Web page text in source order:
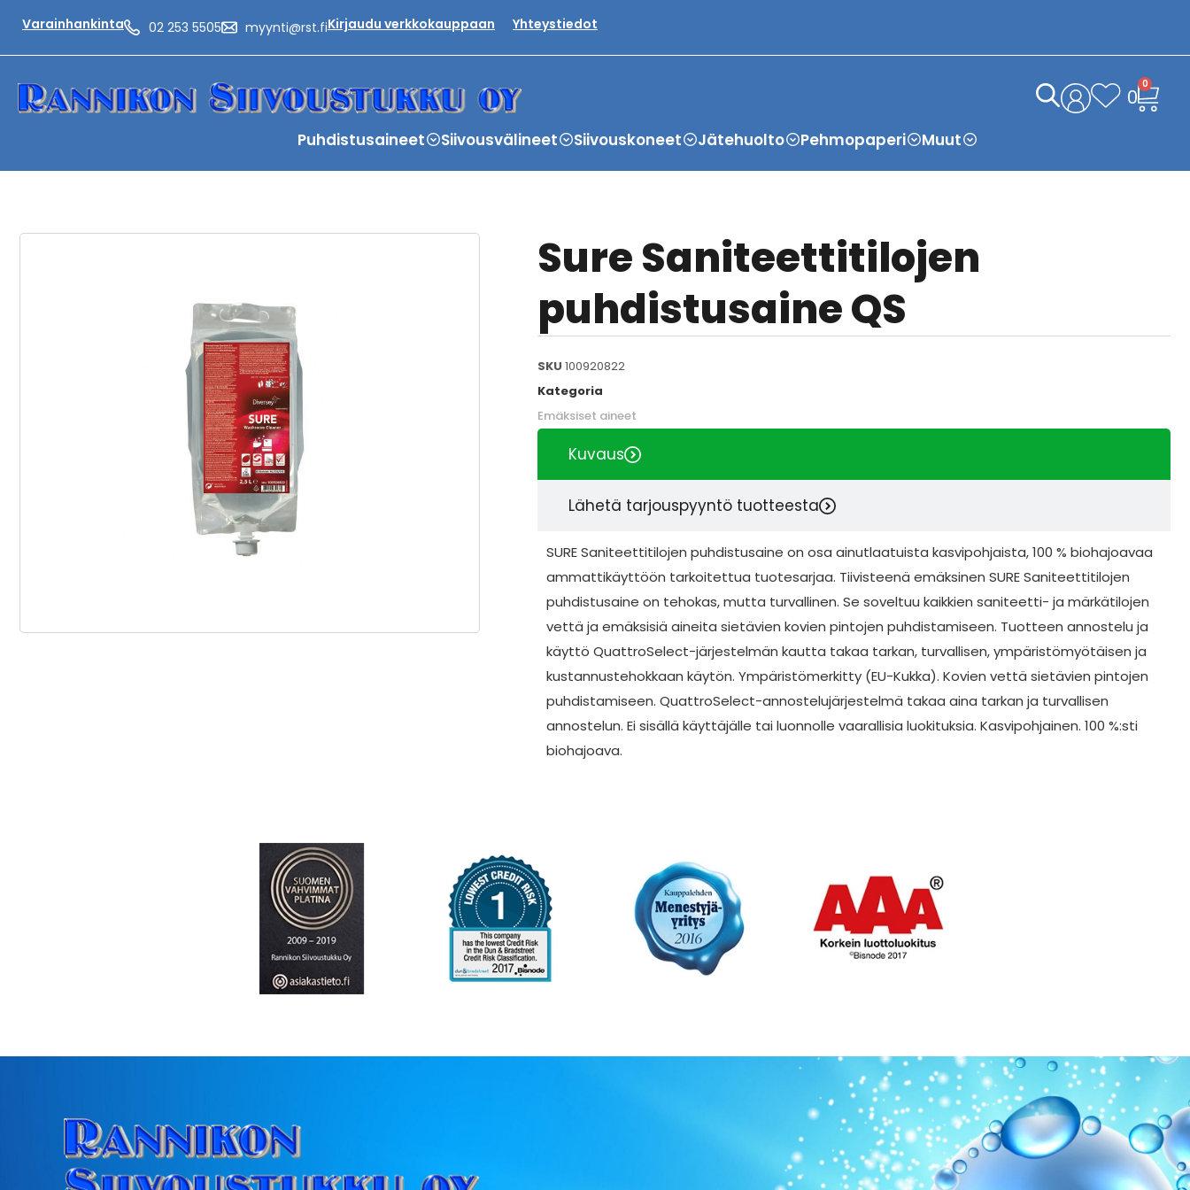
Varainhankinta 02 253 5505 myynti@rst.fiKirjaudu verkkokauppaan Yhteystiedot
0
0
Puhdistusaineet Siivousvälineet Siivouskoneet Jätehuolto Pehmopaperi Muut
Sure Saniteettitilojen
puhdistusaine QS
SKU 100920822
Kategoria
Emäksiset aineet
Kuvaus
Lähetä tarjouspyyntö tuotteesta
SURE Saniteettitilojen puhdistusaine on osa ainutlaatuista kasvipohjaista, 100 % biohajoavaa
ammattikäyttöön tarkoitettua tuotesarjaa. Tiivisteenä emäksinen SURE Saniteettitilojen
puhdistusaine on tehokas, mutta turvallinen. Se soveltuu kaikkien saniteetti- ja märkätilojen
vettä ja emäksisiä aineita sietävien kovien pintojen puhdistamiseen. Tuotteen annostelu ja
käyttö QuattroSelect-järjestelmän kautta takaa tarkan, turvallisen, ympäristömyötäisen ja
kustannustehokkaan käytön. Ympäristömerkitty (EU-Kukka). Kovien vettä sietävien pintojen
puhdistamiseen. QuattroSelect-annostelujärjestelmä takaa aina tarkan ja turvallisen
annostelun. Ei sisällä käyttäjälle tai luonnolle vaarallisia luokituksia. Kasvipohjainen. 100 %:sti
biohajoava.